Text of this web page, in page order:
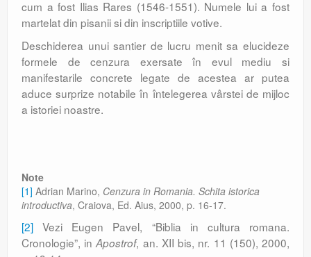
cum a fost Ilias Rares (1546-1551). Numele lui a fost
martelat din pisanii si din inscriptiile votive.
Deschiderea unui santier de lucru menit sa elucideze
formele de cenzura exersate în evul mediu si
manifestarile concrete legate de acestea ar putea
aduce surprize notabile în întelegerea vârstei de mijloc
a istoriei noastre.
Note
[1] Adrian Marino, Cenzura in Romania. Schita istorica
introductiva, Craiova, Ed. Aius, 2000, p. 16-17.
[2] Vezi Eugen Pavel, “Biblia in cultura romana.
Cronologie”, inApostrof, an. XII bis, nr. 11 (150), 2000,